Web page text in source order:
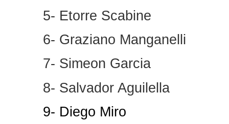
5- Etorre Scabine
6- Graziano Manganelli
7- Simeon Garcia
8- Salvador Aguilella
9- Diego Miro